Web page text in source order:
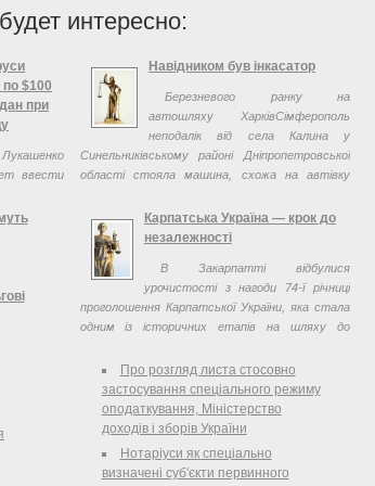
интересно:
$100
при
ввести
своїм
наданий
— Порядку
після
Навідником був інкасатор
Березневого ранку на
автошляху ХарківСімферополь
неподалік від села Калина у
Синельниківському районі Дніпропетровської
області стояла машина, схожа на автівку
Карпатська Україна — крок до
незалежності
В Закарпатті відбулися
урочистості з нагоди 74-ї річниці
проголошення Карпатської України, яка стала
одним із історичних етапів на шляху до
Про розгляд листа стосовно
застосування спеціального режиму
оподаткування, Міністерство
доходів і зборів України
Нотаріуси як спеціально
визначені суб'єкти первинного